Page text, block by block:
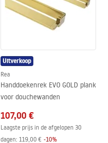
Uitverkoop
Rea
Handdoekenrek EVO GOLD plank
voor douchewanden
107,00 €
Laagste prijs in de afgelopen 30
dagen: 119,00 € -10%